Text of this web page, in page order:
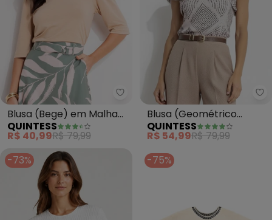
Quintess - Blusa (Bege) em
Blusa (Bege) em Malha
de Viscose
QUINTESS
R$ 40,99R$ 79,99
Blusa (Geométrico
Listrado) em Canelado
QUINTESS
R$ 54,99R$ 79,99
-73%
-75%